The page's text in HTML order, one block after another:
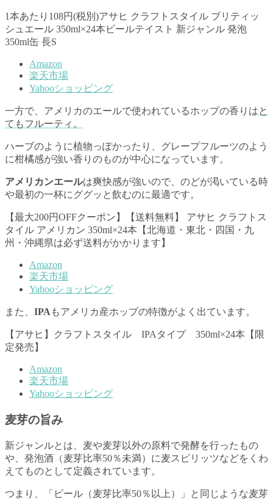
1本あたり108円(税別)アサヒ クラフトスタイル ブリティッ
シュエール 350ml×24本ビールテイスト 新ジャンル 発泡
350ml缶 長S
Amazon
楽天市場
Yahooショッピング
一方で、アメリカのエールで使われているホップの香りはと
てもフルーティ。
ハーブのように植物っぽかったり、グレープフルーツのよう
に柑橘感が強い香りのものが中心になっています。
アメリカンエールは爽快感が強いので、のどが渇いている時
や最初の一杯にググッと飲むのに最適です。
【最大200円OFFクーポン】【送料無料】 アサヒ クラフトス
タイル アメリカン 350ml×24本【北海道・東北・四国・九
州・沖縄県は必ず送料がかかります】
Amazon
楽天市場
Yahooショッピング
また、 IPA もアメリカ産ホップの特徴がよく出ています。
【アサヒ】クラフトスタイル IPAタイプ 350ml×24本【限
定発売】
Amazon
楽天市場
Yahooショッピング
麦芽の旨み
新ジャンルとは、麦や麦芽以外の原料で発酵を行ったもの
や、発泡酒（麦芽比率50％未満）に麦スピリッツなどをくわ
えてものとして定義されています。
つまり、「ビール（麦芽比率50％以上）」と同じような麦芽